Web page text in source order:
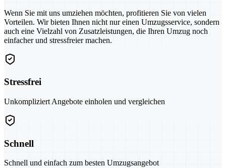
Wenn Sie mit uns umziehen möchten, profitieren Sie von vielen
Vorteilen. Wir bieten Ihnen nicht nur einen Umzugsservice, sondern
auch eine Vielzahl von Zusatzleistungen, die Ihren Umzug noch
einfacher und stressfreier machen.
Stressfrei
Unkompliziert Angebote einholen und vergleichen
Schnell
Schnell und einfach zum besten Umzugsangebot